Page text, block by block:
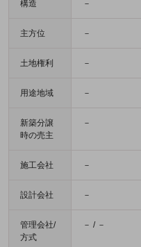
構造 －
主方位 －
土地権利 －
用途地域 －
新築分譲
時の売主
－
施工会社 －
設計会社 －
管理会社/
方式
－ / －